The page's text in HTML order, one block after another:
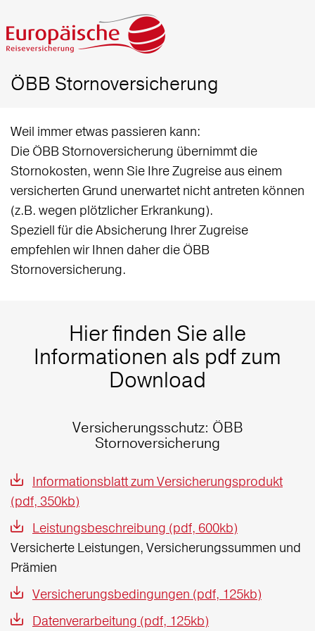
ÖBB Stornoversicherung
Weil immer etwas passieren kann:
Die ÖBB Stornoversicherung übernimmt die
Stornokosten, wenn Sie Ihre Zugreise aus einem
versicherten Grund unerwartet nicht antreten können
(z.B. wegen plötzlicher Erkrankung).
Speziell für die Absicherung Ihrer Zugreise
empfehlen wir Ihnen daher die ÖBB
Stornoversicherung.
Hier finden Sie alle
Informationen als pdf zum
Download
Versicherungsschutz: ÖBB
Stornoversicherung
Informationsblatt zum Versicherungsprodukt
(pdf, 350kb)
Leistungsbeschreibung (pdf, 600kb)
Versicherte Leistungen, Versicherungssummen und
Prämien
Versicherungsbedingungen (pdf, 125kb)
Datenverarbeitung (pdf, 125kb)